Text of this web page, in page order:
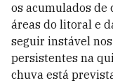
os acumulados de
áreas do litoral e
seguir instável
persistentes na
chuva está